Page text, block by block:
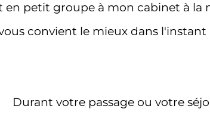
en petit groupe à mon cabinet à la
convient le mieux dans l'instant
Durant votre passage ou votre